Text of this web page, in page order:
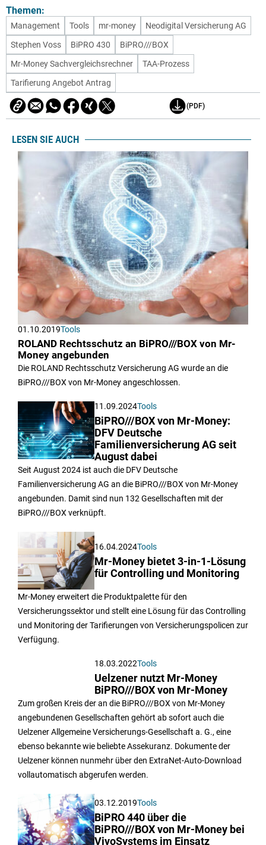
Themen:
Management Tools mr-money
Neodigital Versicherung AG
Stephen Voss
BiPRO 430
BiPRO///BOX
Mr-Money Sachvergleichsrechner
TAA-Prozess
Tarifierung Angebot Antrag
(PDF)
LESEN SIE AUCH
01.10.2019Tools
ROLAND Rechtsschutz an BiPRO///BOX von Mr-
Money angebunden
Die ROLAND Rechtsschutz Versicherung AG wurde an die
BiPRO///BOX von Mr-Money angeschlossen.
11.09.2024Tools
BiPRO///BOX von Mr-Money:
DFV Deutsche
Familienversicherung AG seit
August dabei
Seit August 2024 ist auch die DFV Deutsche
Familienversicherung AG an die BiPRO///BOX von Mr-Money
angebunden. Damit sind nun 132 Gesellschaften mit der
BiPRO///BOX verknüpft.
16.04.2024Tools
Mr-Money bietet 3-in-1-Lösung
für Controlling und Monitoring
Mr-Money erweitert die Produktpalette für den
Versicherungssektor und stellt eine Lösung für das Controlling
und Monitoring der Tarifierungen von Versicherungspolicen zur
Verfügung.
18.03.2022Tools
Uelzener nutzt Mr-Money
BiPRO///BOX von Mr-Money
Zum großen Kreis der an die BiPRO///BOX von Mr-Money
angebundenen Gesellschaften gehört ab sofort auch die
Uelzener Allgemeine Versicherungs-Gesellschaft a. G., eine
ebenso bekannte wie beliebte Assekuranz. Dokumente der
Uelzener können nunmehr über den ExtraNet-Auto-Download
vollautomatisch abgerufen werden.
03.12.2019Tools
BiPRO 440 über die
BiPRO///BOX von Mr-Money bei
VivoSystems im Einsatz